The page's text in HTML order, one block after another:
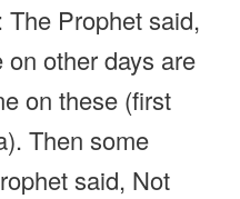
Prophet said,
other days are
on these (first
Then some
said, Not